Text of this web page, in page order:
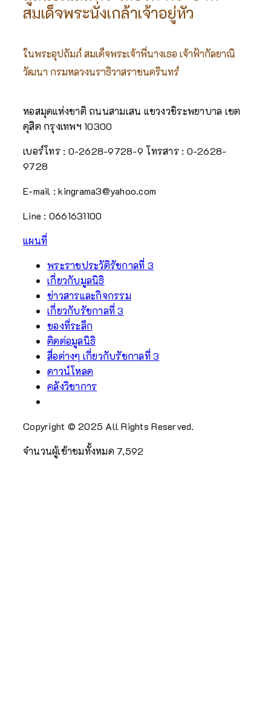
ราชวงศ์ต่างกรมปรึกษาหารือเลือกสรรด้วย พงศาวดาร
กรุงรัตนโกสินทร์กล่าวว่า ที่ประชุมเห็นว่า พระเจ้าลูกยา
ปัญญาเฉลียวฉลาด ได้ว่าราชการต่างพระเนตรพระกร
รณในสมเด็จพระเจ้าอยู่หัวมาช้านาน ทั้งข้าทูลละอองธุลี
พระบรมราชตระกูลต่อไป จึงพากันเข้าเฝ้าฯ เชิญเสด็จ
ขึ้นครองสิริราชสมบัติอาณาจักรสยามเป็นพระบาท
สมเด็จพระเจ้าอยู่หัวรัชกาลที่ 3 แห่งกรุงรัตนโกสินทร์
สืบมาแต่วันพุธที่ 21 กรกฎาคม พ.ศ. 2367 เป็นต้นมา
พระสุพรรณบัฎที่เฉลิมพระปรมาภิไธยซึ่งถวายในวัน
ทรงรับพระบรมราชาภิเษก เมื่อวันที่ 1 สิงหาคม พ.ศ.
สมเด็จพระเจ้าอยู่หัวสองรัชกาลก่อน ต่อมาในปี พ.ศ.
2394 พระบาทสมเด็จพระจอมเกล้าเจ้าอยู่หัวจึงทรงทำ
พิธีจารึกพระสุพรรณบัฏถวายพระปรมาภิไธยใหม่ว่า
“พระบาทสมเด็จพระปรมาทิวรเสฏฐ มหาเจษฎา
บดินทร์ สยามมินทรวโรดม บรมธรรมิกมหาราชาธิราช
บรมนารถบพิตร พระนั่งเกล้าเจ้าอยู่หัว” […]
สมเด็จพระนั่งเกล้าเจ้าอยู่หัว
ในพระอุปถัมภ์ สมเด็จพระเจ้าพี่นางเธอ เจ้าฟ้ากัลยาณิ
วัฒนา กรมหลวงนราธิวาสราชนครินทร์
หอสมุดแห่งชาติ ถนนสามเสน แขวงวชิระพยาบาล เขต
ดุสิต กรุงเทพฯ 10300
เบอร์โทร : 0-2628-9728-9 โทรสาร : 0-2628-
9728
E-mail : kingrama3@yahoo.com
Line : 0661631100
แผนที่
พระราชประวัติรัชกาลที่ 3
เกี่ยวกับมูลนิธิ
ข่าวสารและกิจกรรม
เกี่ยวกับรัชกาลที่ 3
ของที่ระลึก
ติดต่อมูลนิธิ
สื่อต่างๆ เกี่ยวกับรัชกาลที่ 3
ดาวน์โหลด
คลังวิชาการ
Copyright © 2025 All Rights Reserved.
จำนวนผู้เข้าชมทั้งหมด7,592